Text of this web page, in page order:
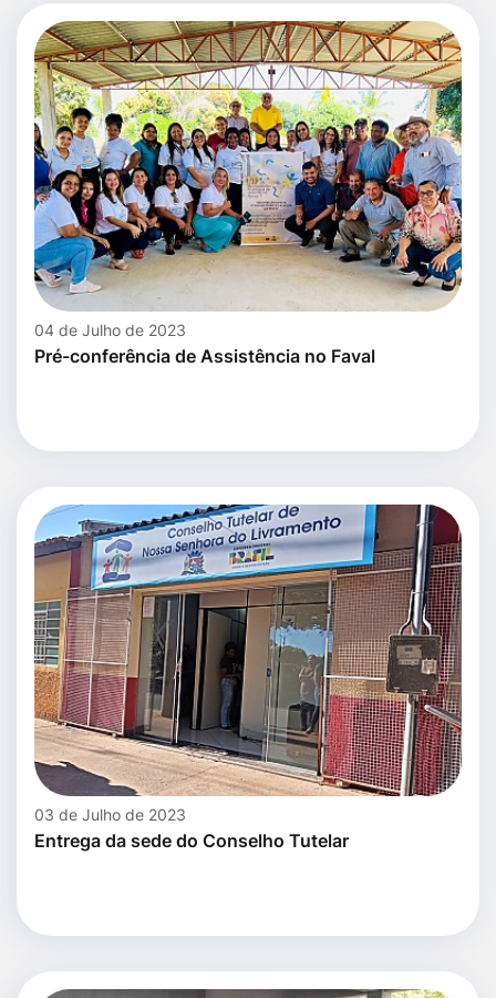
04 de Julho de 2023
Pré-conferência de Assistência no Faval
03 de Julho de 2023
Entrega da sede do Conselho Tutelar